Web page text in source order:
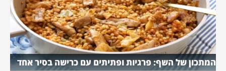
המתכון של השף: פרגיות ופתיתים עם כרישה בסיר אחד